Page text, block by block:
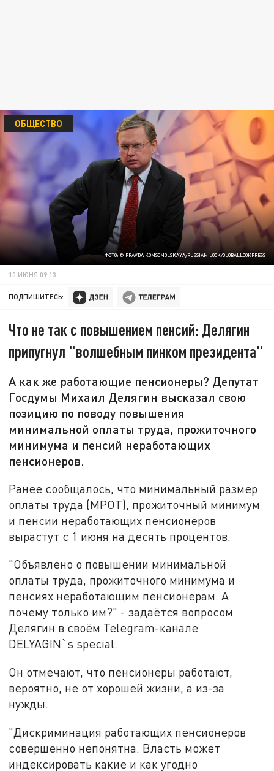
ФОТО: © PRAVDA KOMSOMOLSKAYA/RUSSIAN LOOK/GLOBALLOOKPRESS
ОБЩЕСТВО
10 ИЮНЯ 09:13
ПОДПИШИТЕСЬ:
Что не так с повышением пенсий: Делягин
припугнул "волшебным пинком президента"
А как же работающие пенсионеры? Депутат
Госдумы Михаил Делягин высказал свою
позицию по поводу повышения
минимальной оплаты труда, прожиточного
минимума и пенсий неработающих
пенсионеров.
Ранее сообщалось, что минимальный размер
оплаты труда (МРОТ), прожиточный минимум
и пенсии неработающих пенсионеров
вырастут с 1 июня на десять процентов.
"Объявлено о повышении минимальной
оплаты труда, прожиточного минимума и
пенсиях неработающим пенсионерам. А
почему только им?" - задаётся вопросом
Делягин в своём Telegram-канале
DELYAGIN`s special.
Он отмечают, что пенсионеры работают,
вероятно, не от хорошей жизни, а из-за
нужды.
"Дискриминация работающих пенсионеров
совершенно непонятна. Власть может
индексировать какие и как угодно